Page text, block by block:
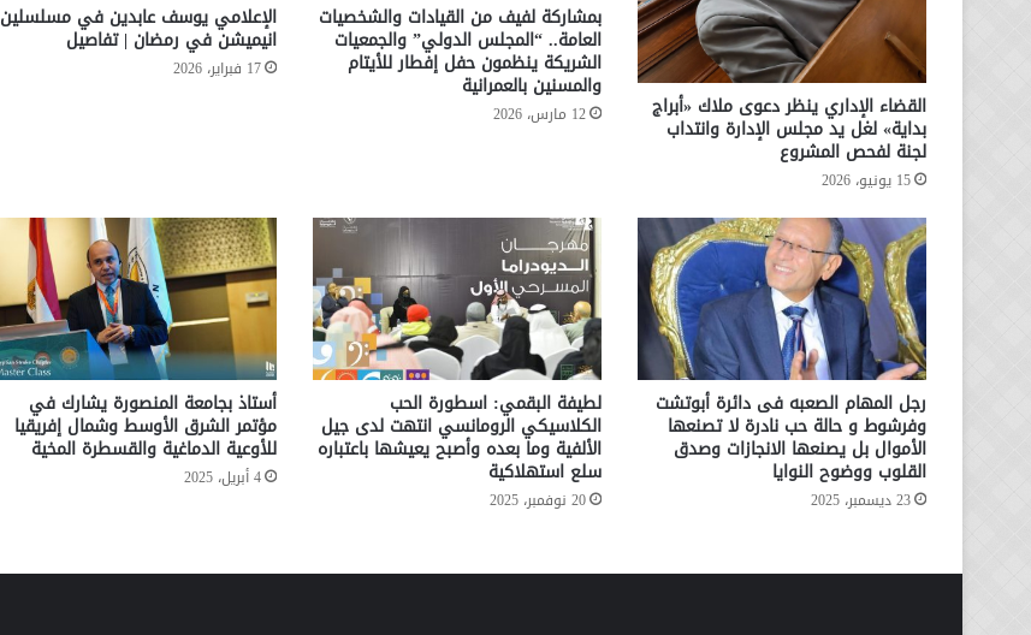
القضاء الإداري ينظر دعوى ملاك «أبراج
بداية» لغل يد مجلس الإدارة وانتداب
لجنة لفحص المشروع
15 يونيو، 2026
بمشاركة لفيف من القيادات والشخصيات
العامة.. “المجلس الدولي” والجمعيات
الشريكة ينظمون حفل إفطار للأيتام
والمسنين بالعمرانية
12 مارس، 2026
الإعلامي يوسف عابدين في مسلسلين
انيميشن في رمضان | تفاصيل
17 فبراير، 2026
رجل المهام الصعبه فى دائرة أبوتشت
وفرشوط و حالة حب نادرة لا تصنعها
الأموال بل يصنعها الانجازات وصدق
القلوب ووضوح النوايا
23 ديسمبر، 2025
لطيفة البقمي: اسطورة الحب
الكلاسيكي الرومانسي انتهت لدى جيل
الألفية وما بعده وأصبح يعيشها باعتباره
سلع استهلاكية
20 نوفمبر، 2025
أستاذ بجامعة المنصورة يشارك في
مؤتمر الشرق الأوسط وشمال إفريقيا
للأوعية الدماغية والقسطرة المخية
4 أبريل، 2025